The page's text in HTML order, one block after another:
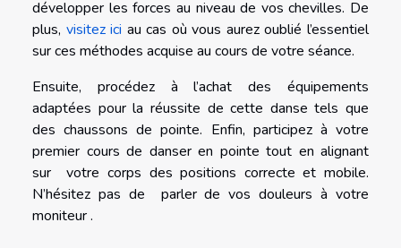
développer les forces au niveau de vos chevilles. De
plus, visitez ici au cas où vous aurez oublié l’essentiel
sur ces méthodes acquise au cours de votre séance.
Ensuite, procédez à l’achat des équipements
adaptées pour la réussite de cette danse tels que
des chaussons de pointe. Enfin, participez à votre
premier cours de danser en pointe tout en alignant
sur votre corps des positions correcte et mobile.
N’hésitez pas de parler de vos douleurs à votre
moniteur .